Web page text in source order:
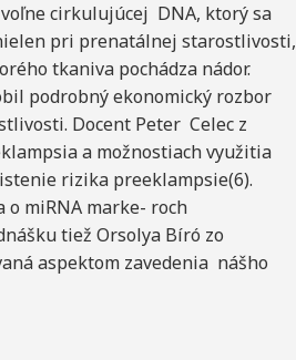
cirkulujúcej DNA, ktorý sa
pri prenatálnej starostlivosti,
tkaniva pochádza nádor.
podrobný ekonomický rozbor
Docent Peter Celec z
a možnostiach využitia
rizika preeklampsie(6).
miRNA marke- roch
tiež Orsolya Bíró zo
aspektom zavedenia nášho